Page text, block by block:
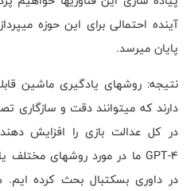
آینده احتمالی برای این حوزه
پایان میرسد.
نتیجه: روشهای یادگیری ماشین
دارند که میتوانند دقت و سازگاری
در کل عدالت بازی را افزایش
4-
GPT ما در مورد روشهای مختلف
در داوری بسکتبال بحث کرده